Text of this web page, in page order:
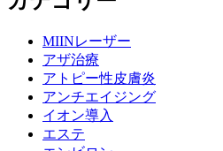
MIINレーザー
アザ治療
アトピー性皮膚炎
アンチエイジング
イオン導入
エステ